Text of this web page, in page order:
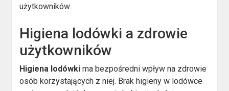
użytkowników.
Higiena lodówki a zdrowie
użytkowników
Higiena lodówki ma bezpośredni wpływ na zdrowie
osób korzystających z niej. Brak higieny w lodówce